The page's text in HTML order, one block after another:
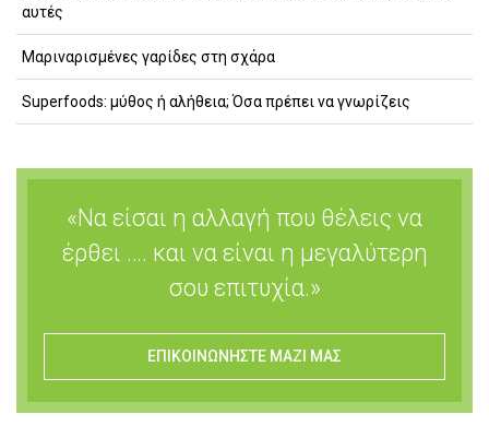
αυτές
Μαριναρισμένες γαρίδες στη σχάρα
Superfoods: μύθος ή αλήθεια; Όσα πρέπει να γνωρίζεις
«Να είσαι η αλλαγή που θέλεις να
έρθει …. και να είναι η μεγαλύτερη
σου επιτυχία.»
ΕΠΙΚΟΙΝΩΝΗΣΤΕ ΜΑΖΙ ΜΑΣ